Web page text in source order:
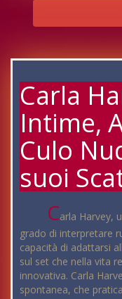
Carla
Intime,
Culo
suoi
Carla Harvey,
grado di interpretare
capacità di adattarsi
sul set che nella vita
innovativa. Carla
spontanea, che